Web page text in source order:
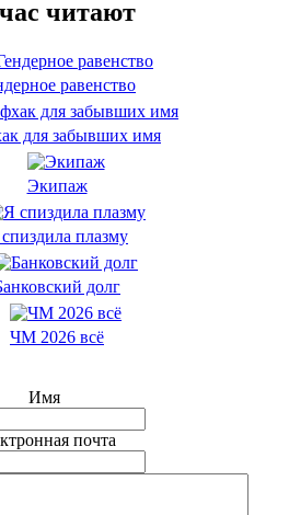
читают
равенство
для забывших имя
Экипаж
плазму
долг
ЧМ 2026 всё
Имя
почта